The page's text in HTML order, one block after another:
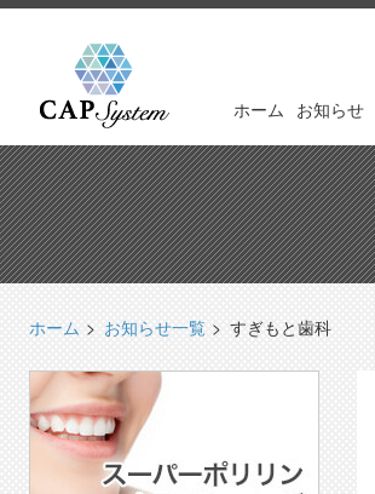
ホーム お知らせ
ホーム お知らせ一覧 すぎもと歯科